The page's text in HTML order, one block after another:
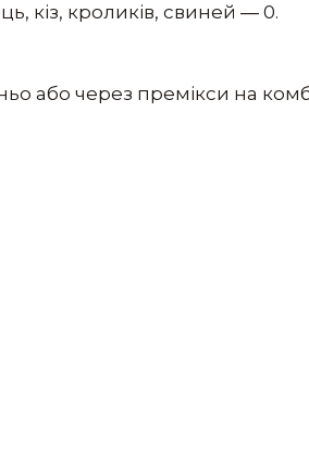
кіз, кроликів, свиней ― 0.
або через премікси на